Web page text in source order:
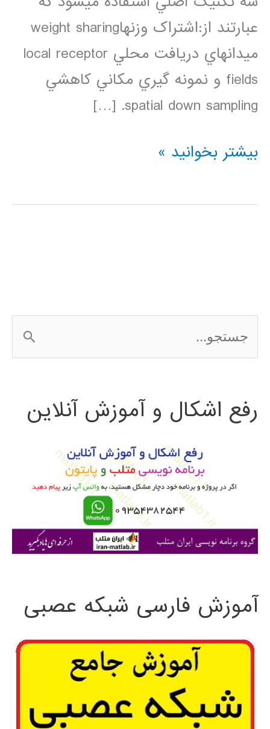
عبارتند از:اشتراک وزنهاweight sharing
ميدانهاي دريافت محلي local receptor
fields و نمونه گيري مکاني کاهشي
spatial down sampling. […]
فیلم
شبکه
بیشتر بخوانید »
س
ج
ی
رفع اشکال و آموزش آنلاین
آموزش فارسی شبکه عصبی